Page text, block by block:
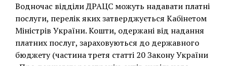
Водночас відділи ДРАЦС можуть надавати платні
послуги, перелік яких затверджується Кабінетом
Міністрів України. Кошти, одержані від надання
платних послуг, зараховуються до державного
бюджету (частина третя статті 20 Закону України